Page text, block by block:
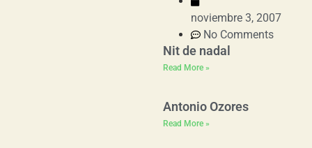
noviembre 3, 2007
No Comments
Nit de nadal
Read More »
Antonio Ozores
Read More »